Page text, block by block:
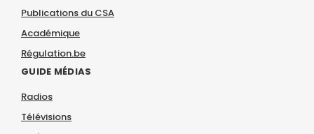
Publications du CSA
Académique
Régulation.be
GUIDE MÉDIAS
Radios
Télévisions